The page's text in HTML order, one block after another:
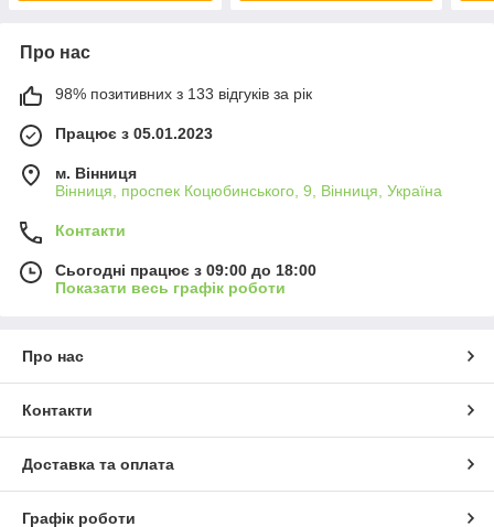
Про нас
98% позитивних з 133 відгуків за рік
Працює з 05.01.2023
м. Вінниця
Вінниця, проспек Коцюбинського, 9, Вінниця, Україна
Контакти
Сьогодні працює з 09:00 до 18:00
Показати весь графік роботи
Про нас
Контакти
Доставка та оплата
Графік роботи